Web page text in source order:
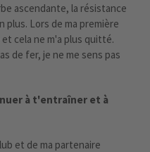
ascendante, la résistance
Lors de ma première
cela ne m'a plus quitté.
de fer, je ne me sens pas
à t'entraîner et à
et de ma partenaire